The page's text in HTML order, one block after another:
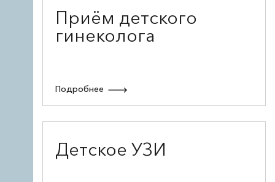
Приём детского
гинеколога
Подробнее
Детское УЗИ